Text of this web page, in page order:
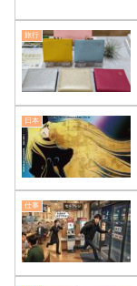
旅行
日本
仕事